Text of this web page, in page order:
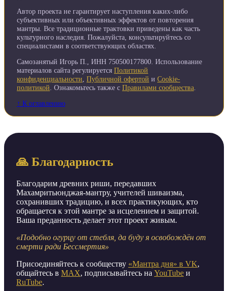
Автор проекта не гарантирует наступления каких-либо
субъективных или объективных эффектов от повторения
мантры. Все традиционные трактовки приведены как часть
культурного наследия. Пожалуйста, консультируйтесь со
специалистами в соответствующих областях.
Самозанятый Игорь П., ИНН 750500177800. Использование
материалов сайта регулируется Политикой
конфиденциальности Публичной офертой и Cookie-
политикой . Ознакомьтесь также с Правилами сообщества
↑ К оглавлению
🙏 Благодарность
Благодарим древних риши, передавших
Махамритьюнджая-мантру, учителей шиваизма,
сохранивших традицию, и всех практикующих, кто
обращается к этой мантре за исцелением и защитой.
Ваша преданность делает этот проект живым.
«Подобно огурцу от стебля, да буду я освобождён от
смерти ради Бессмертия»
Присоединяйтесь к сообществу «Мантра дня» в VK,
общайтесь в MAX, подписывайтесь на YouTube и
RuTube.